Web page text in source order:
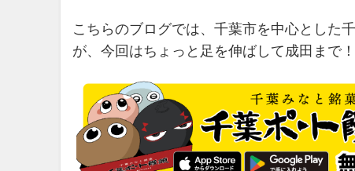
こちらのブログでは、千葉市を中心とした
が、今回はちょっと足を伸ばして成田まで！